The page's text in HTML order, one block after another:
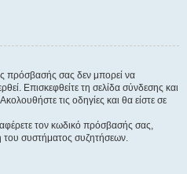
πρόσβασής σας δεν μπορεί να
Επισκεφθείτε τη σελίδα σύνδεσης και
τις οδηγίες και θα είστε σε
τον κωδικό πρόσβασής σας,
του συστήματος συζητήσεων.